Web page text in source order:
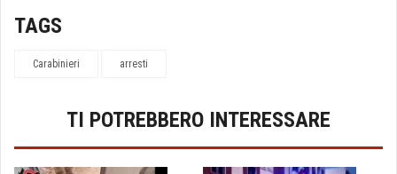
TAGS
Carabinieri arresti
TI POTREBBERO INTERESSARE